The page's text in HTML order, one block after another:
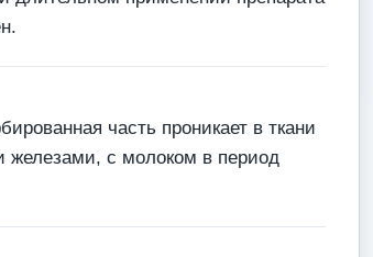
часть проникает в ткани
железами, с молоком в период